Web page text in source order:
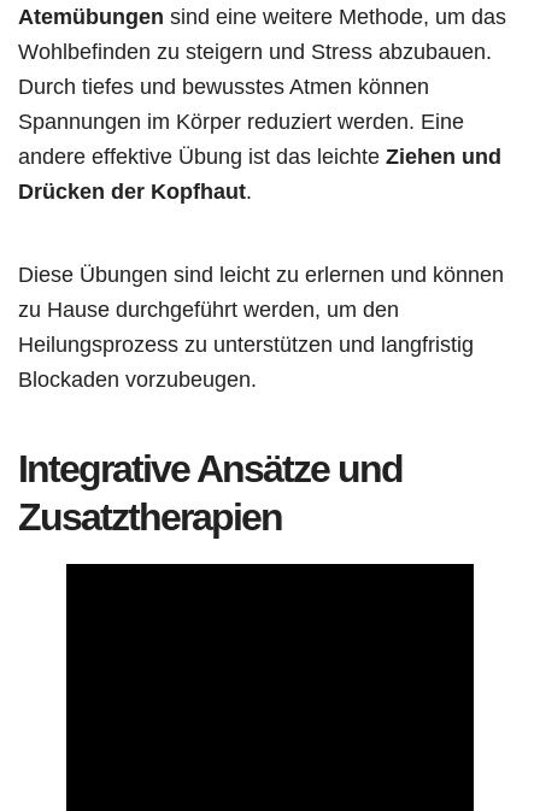
Atemübungen sind eine weitere Methode, um das
Wohlbefinden zu steigern und Stress abzubauen.
Durch tiefes und bewusstes Atmen können
Spannungen im Körper reduziert werden. Eine
andere effektive Übung ist das leichte Ziehen und
Drücken der Kopfhaut.
Diese Übungen sind leicht zu erlernen und können
zu Hause durchgeführt werden, um den
Heilungsprozess zu unterstützen und langfristig
Blockaden vorzubeugen.
Integrative Ansätze und
Zusatztherapien